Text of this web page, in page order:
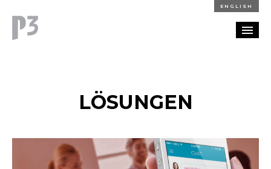
ENGLISH
KONTAKT
LÖSUNGEN